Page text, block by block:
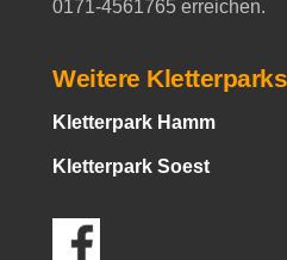
0171-4561765 erreichen.
Weitere Kletterparks
Kletterpark Hamm
Kletterpark Soest